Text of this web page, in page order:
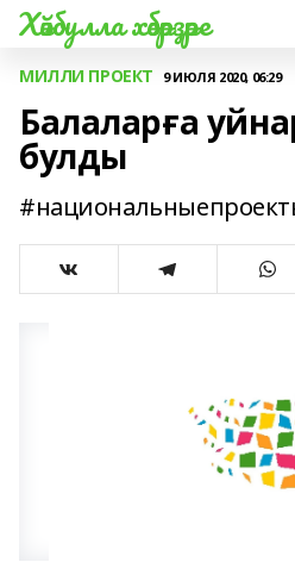
Хәйбулла хәбәрҙәре
МИЛЛИ ПРОЕКТ 9 ИЮЛЯ 2020, 06:29
Балаларға
булды